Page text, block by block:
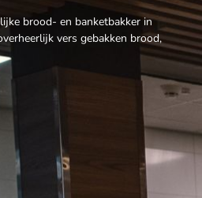
brood- en banketbakker in
vers gebakken brood,